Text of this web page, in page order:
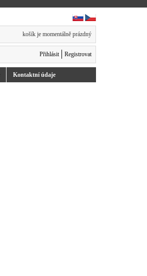
košík je momentálně prázdný
Přihlásit Registrovat
Kontaktní údaje